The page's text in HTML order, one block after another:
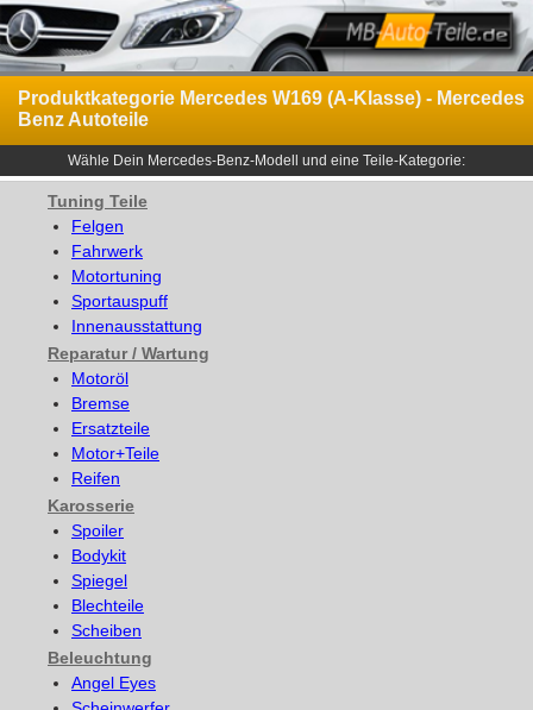
Produktkategorie Mercedes W169 (A-Klasse) - Mercedes
Benz Autoteile
Wähle Dein Mercedes-Benz-Modell und eine Teile-Kategorie:
Tuning Teile
Felgen
Fahrwerk
Motortuning
Sportauspuff
Innenausstattung
Reparatur / Wartung
Motoröl
Bremse
Ersatzteile
Motor+Teile
Reifen
Karosserie
Spoiler
Bodykit
Spiegel
Blechteile
Scheiben
Beleuchtung
Angel Eyes